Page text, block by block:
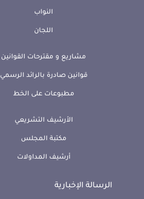
النواب
اللجان
مشاريع و مقترحات القوانين
قوانين صادرة بالرائد الرسمي
مطبوعات على الخط
الأرشيف التشريعي
مكتبة المجلس
أرشيف المداولات
الرسالة الإخبارية